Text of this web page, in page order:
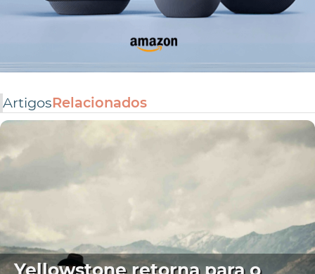
ArtigosRelacionados
Yellowstone retorna para o